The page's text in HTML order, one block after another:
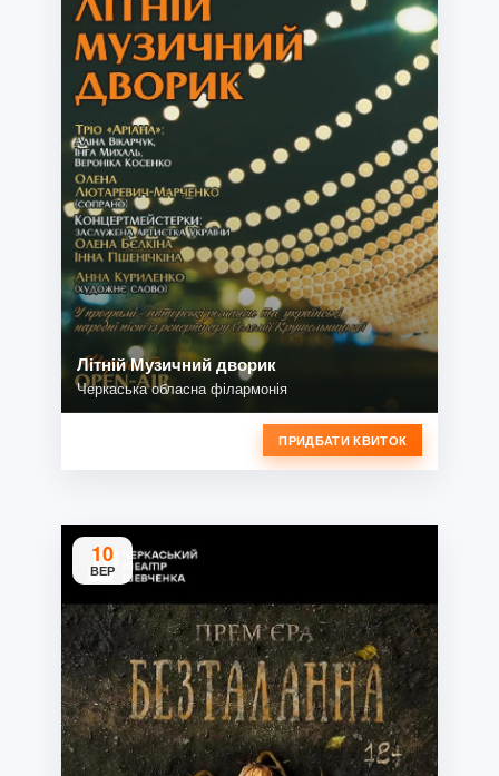
Літній Музичний дворик
Черкаська обласна філармонія
ПРИДБАТИ КВИТОК
10
ВЕР